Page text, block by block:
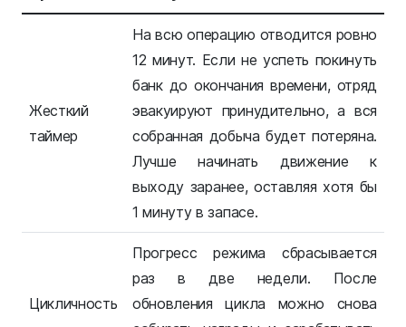
Жесткий
таймер
На всю операцию отводится ровно
12 минут. Если не успеть покинуть
банк до окончания времени, отряд
эвакуируют принудительно, а вся
собранная добыча будет потеряна.
Лучше начинать движение к
выходу заранее, оставляя хотя бы
1 минуту в запасе.
Цикличность
Прогресс режима сбрасывается
раз в две недели. После
обновления цикла можно снова